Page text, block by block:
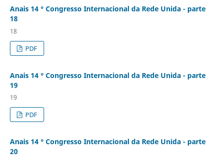
Anais 14 ° Congresso Internacional da Rede Unida - parte
18
18
PDF
Anais 14 ° Congresso Internacional da Rede Unida - parte
19
19
PDF
Anais 14 ° Congresso Internacional da Rede Unida - parte
20